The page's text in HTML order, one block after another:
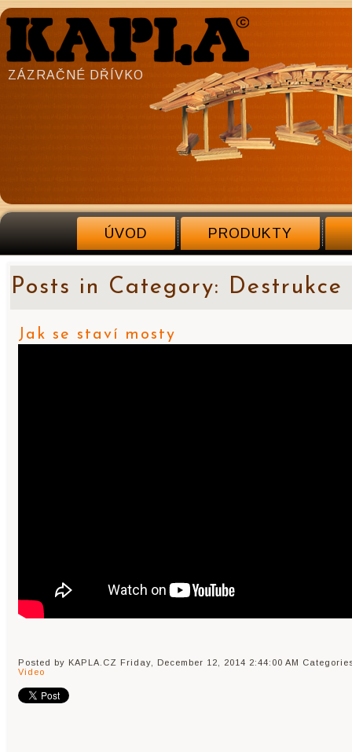
ZÁZRAČNÉ DŘÍVKO
ÚVOD PRODUKTY
Posts in Category: Destrukce
Jak se staví mosty
Posted by KAPLA.CZ Friday, December 12, 2014 2:44:00 AM
Video